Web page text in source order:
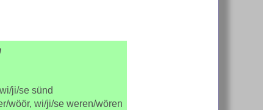
ji/se sünd
wöör, wi/ji/se weren/wören